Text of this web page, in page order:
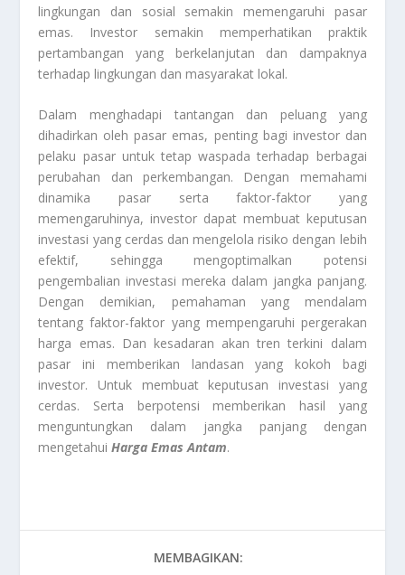
lingkungan dan sosial semakin memengaruhi pasar
emas. Investor semakin memperhatikan praktik
pertambangan yang berkelanjutan dan dampaknya
terhadap lingkungan dan masyarakat lokal.
Dalam menghadapi tantangan dan peluang yang
dihadirkan oleh pasar emas, penting bagi investor dan
pelaku pasar untuk tetap waspada terhadap berbagai
perubahan dan perkembangan. Dengan memahami
dinamika pasar serta faktor-faktor yang
memengaruhinya, investor dapat membuat keputusan
investasi yang cerdas dan mengelola risiko dengan lebih
efektif, sehingga mengoptimalkan potensi
pengembalian investasi mereka dalam jangka panjang.
Dengan demikian, pemahaman yang mendalam
tentang faktor-faktor yang mempengaruhi pergerakan
harga emas. Dan kesadaran akan tren terkini dalam
pasar ini memberikan landasan yang kokoh bagi
investor. Untuk membuat keputusan investasi yang
cerdas. Serta berpotensi memberikan hasil yang
menguntungkan dalam jangka panjang dengan
mengetahui Harga Emas Antam.
MEMBAGIKAN: